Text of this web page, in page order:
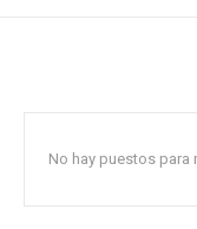
No hay puestos para